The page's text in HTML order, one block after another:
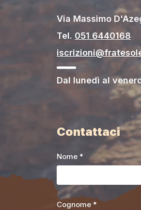
Via Massimo
Tel. 051 6440168
Dal lunedì al
Contattaci
Nome *
Cognome *